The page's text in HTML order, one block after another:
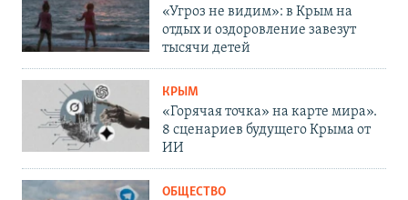
«Угроз не видим»: в Крым на
отдых и оздоровление завезут
тысячи детей
КРЫМ
«Горячая точка» на карте мира».
8 сценариев будущего Крыма от
ИИ
ОБЩЕСТВО